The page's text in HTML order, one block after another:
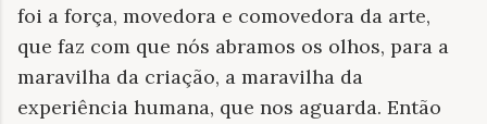
foi a força, movedora e comovedora da arte,
que faz com que nós abramos os olhos, para a
maravilha da criação, a maravilha da
experiência humana, que nos aguarda. Então